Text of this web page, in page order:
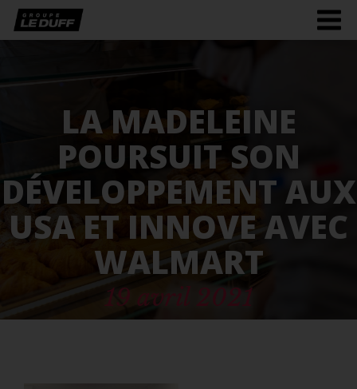
LA MADELEINE
POURSUIT SON
DÉVELOPPEMENT AUX
USA ET INNOVE AVEC
WALMART
19 avril 2021